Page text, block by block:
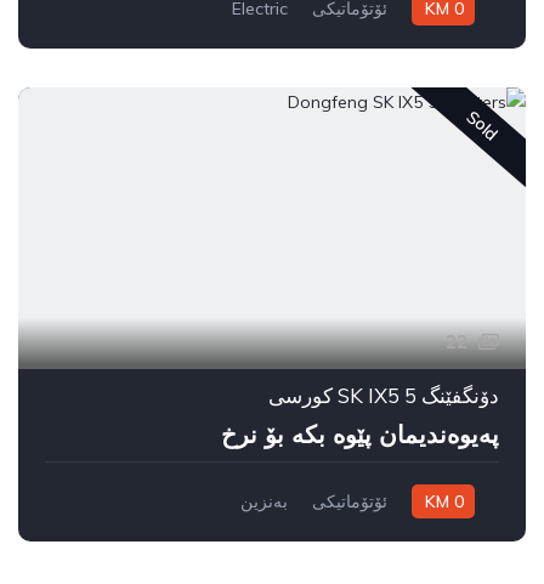
0 KM ئۆتۆماتیکی
Electric
Sold
22
دۆنگفێنگ SK IX5 5 کورسی
پەیوەندیمان پێوە بکە بۆ نرخ
0 KM ئۆتۆماتیکی
بەنزین